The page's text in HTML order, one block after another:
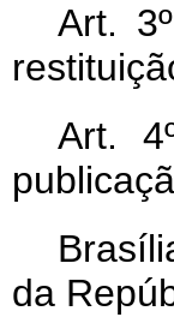
Art.
Art.
da